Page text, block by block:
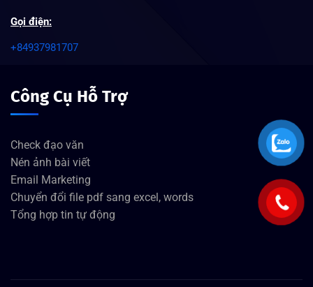
Gọi điện:
+84937981707
Công Cụ Hỗ Trợ
Check đạo văn
Nén ảnh bài viết
Email Marketing
Chuyển đổi file pdf sang excel, words
Tổng hợp tin tự động